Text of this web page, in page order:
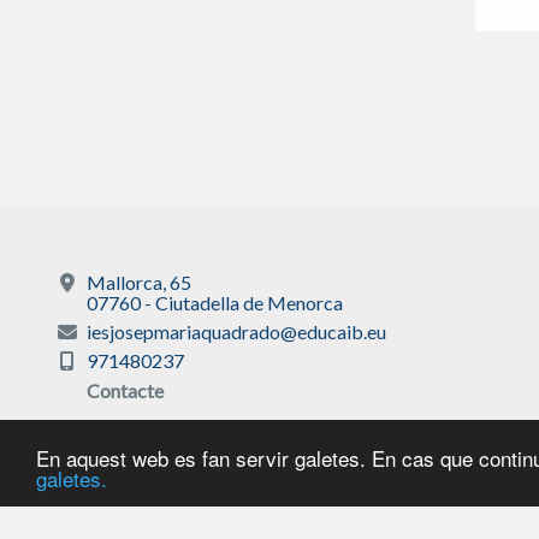
En aquest web es fan servir galetes. En cas que
galetes.
Mallorca, 65
07760 - Ciutadella de Menorca
iesjosepmariaquadrado@educaib.eu
971480237
Contacte
Avís legal|Sobre